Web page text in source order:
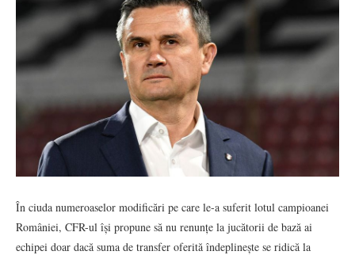
În ciuda numeroaselor modificări pe care le-a suferit lotul campioanei
României, CFR-ul își propune să nu renunțe la jucătorii de bază ai
echipei doar dacă suma de transfer oferită îndeplinește se ridică la